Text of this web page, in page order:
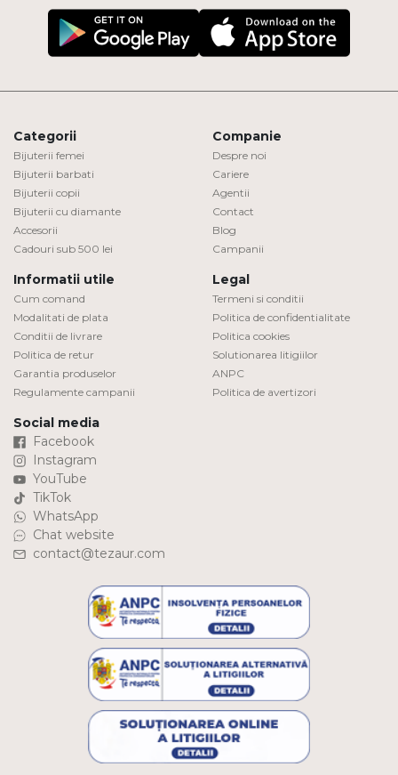
Categorii
Bijuterii femei
Bijuterii barbati
Bijuterii copii
Bijuterii cu diamante
Accesorii
Cadouri sub 500 lei
Companie
Despre noi
Cariere
Agentii
Contact
Blog
Campanii
Informatii utile
Cum comand
Modalitati de plata
Conditii de livrare
Politica de retur
Garantia produselor
Regulamente campanii
Legal
Termeni si conditii
Politica de confidentialitate
Politica cookies
Solutionarea litigiilor
ANPC
Politica de avertizori
Social media
Facebook
Instagram
YouTube
TikTok
WhatsApp
Chat website
contact@tezaur.com